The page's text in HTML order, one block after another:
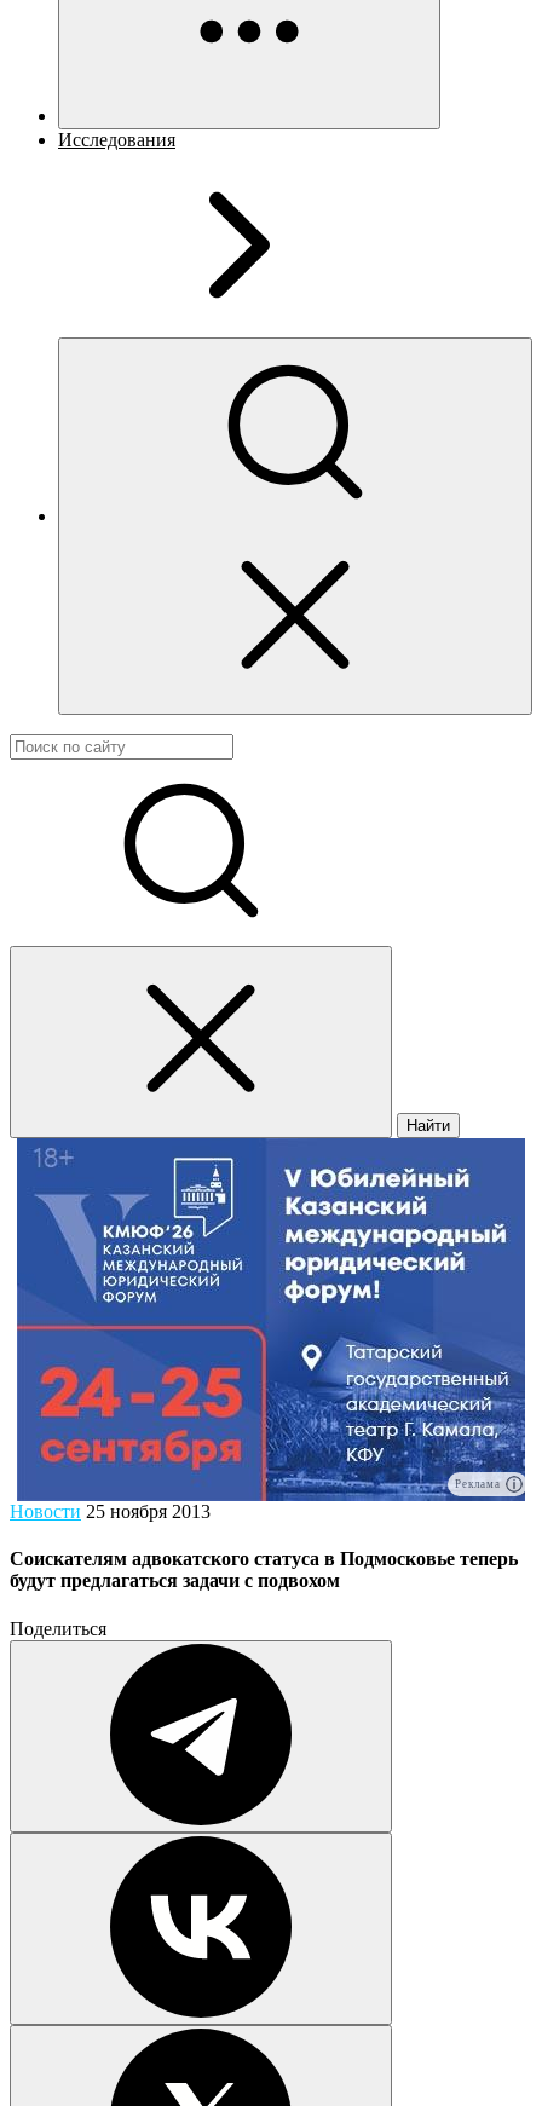
Исследования
Найти
Реклама
Новости 25 ноября 2013
Соискателям адвокатского статуса в Подмосковье теперь
будут предлагаться задачи с подвохом
Поделиться